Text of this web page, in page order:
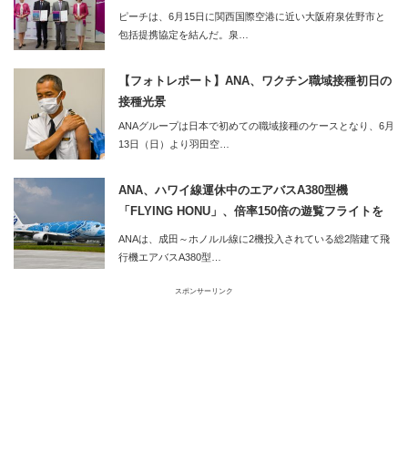
ピーチは、6月15日に関西国際空港に近い大阪府泉佐野市と
包括提携協定を結んだ。泉…
【フォトレポート】ANA、ワクチン職域接種初日の
接種光景
ANAグループは日本で初めての職域接種のケースとなり、6月
13日（日）より羽田空…
ANA、ハワイ線運休中のエアバスA380型機
「FLYING HONU」、倍率150倍の遊覧フライトを
実施
ANAは、成田～ホノルル線に2機投入されている総2階建て飛
行機エアバスA380型…
スポンサーリンク